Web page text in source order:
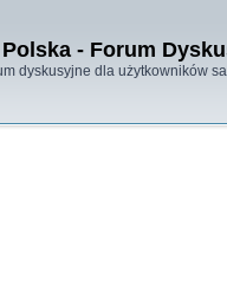
- Forum
dyskusyjne dla użytkowników